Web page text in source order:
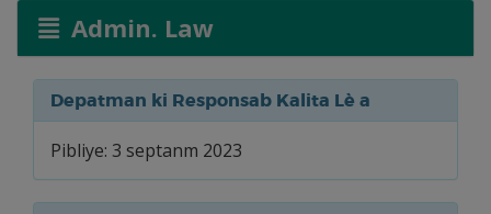
Admin. Law
Depatman ki Responsab Kalita Lè a
Pibliye: 3 septanm 2023